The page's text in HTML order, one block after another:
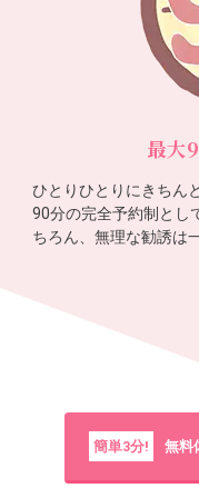
最大
ひとりひとりにきちん
90分の完全予約制とし
ちろん、無理な勧誘は
簡単3分! 無料